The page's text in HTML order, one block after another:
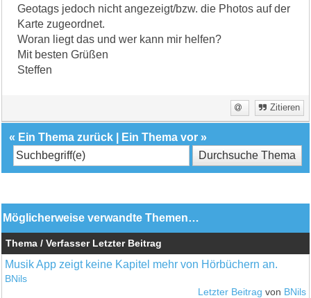
Geotags jedoch nicht angezeigt/bzw. die Photos auf der
Karte zugeordnet.
Woran liegt das und wer kann mir helfen?
Mit besten Grüßen
Steffen
Zitieren
« Ein Thema zurück Ein Thema vor »
Möglicherweise verwandte Themen…
Thema / Verfasser Letzter Beitrag
Musik App zeigt keine Kapitel mehr von Hörbüchern an.
BNils
Letzter Beitrag von BNils